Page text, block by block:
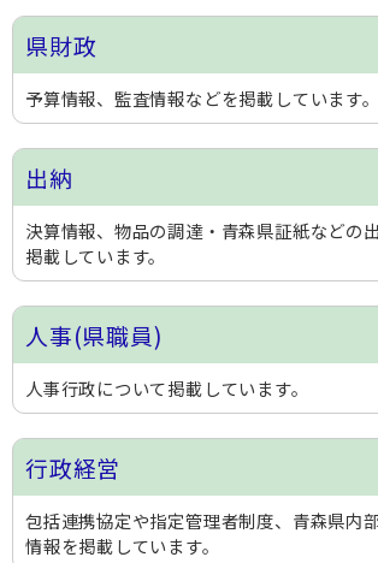
県財政
予算情報、監査情報などを掲載しています。
出納
決算情報、物品の調達・青森県証紙などの
掲載しています。
人事(県職員)
人事行政について掲載しています。
行政経営
包括連携協定や指定管理者制度、青森県内
情報を掲載しています。